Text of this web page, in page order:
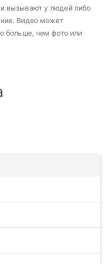
вызывают у людей либо
Видео может
больше, чем фото или